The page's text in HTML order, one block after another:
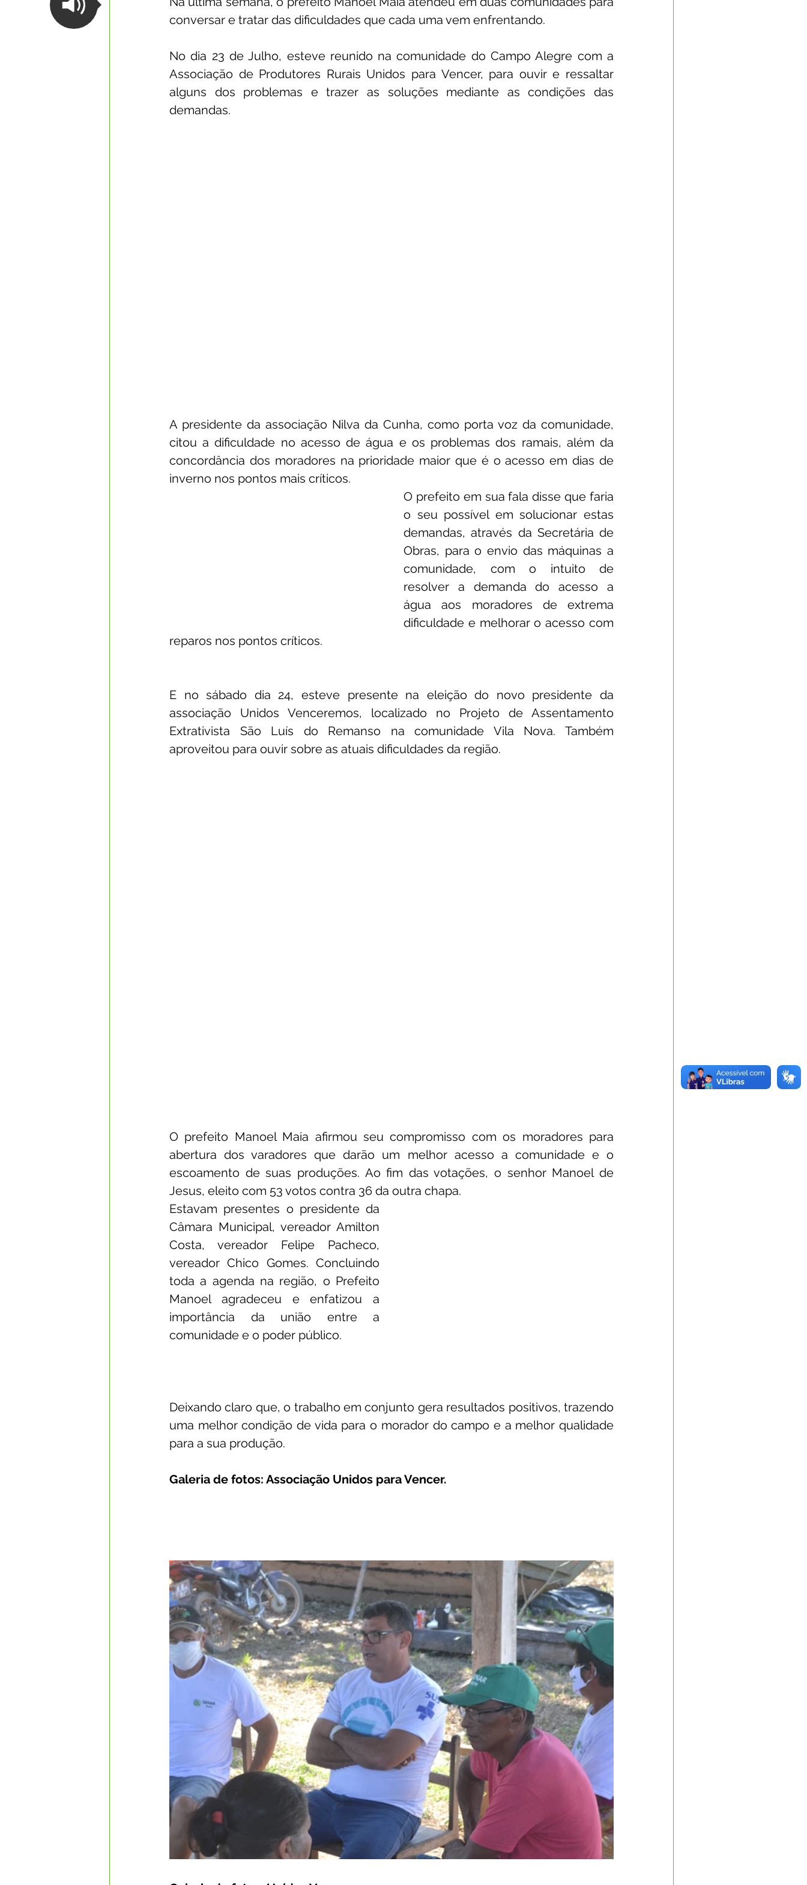
Convênios e Parcerias
Nota de Esclarecimento Licitações Assistência Social Esporte Desenvolvimento Econômico
conversar e tratar das dificuldades que cada uma vem enfrentando.
No dia 23 de Julho, esteve reunido na comunidade do Campo Alegre com a
Associação de Produtores Rurais Unidos para Vencer, para ouvir e ressaltar
alguns dos problemas e trazer as soluções mediante as condições das
demandas.
A presidente da associação Nilva da Cunha, como porta voz da comunidade,
citou a dificuldade no acesso de água e os problemas dos ramais, além da
concordância dos moradores na prioridade maior que é o acesso em dias de
inverno nos pontos mais críticos.
O prefeito em sua fala disse que faria
o seu possível em solucionar estas
demandas, através da Secretária de
Obras, para o envio das máquinas a
comunidade, com o intuito de
resolver a demanda do acesso a
água aos moradores de extrema
dificuldade e melhorar o acesso com
reparos nos pontos críticos.
E no sábado dia 24, esteve presente na eleição do novo presidente da
associação Unidos Venceremos, localizado no Projeto de Assentamento
Extrativista São Luís do Remanso na comunidade Vila Nova. Também
aproveitou para ouvir sobre as atuais dificuldades da região.
O prefeito Manoel Maia afirmou seu compromisso com os moradores para
abertura dos varadores que darão um melhor acesso a comunidade e o
escoamento de suas produções. Ao fim das votações, o senhor Manoel de
Jesus, eleito com 53 votos contra 36 da outra chapa.
Estavam presentes o presidente da
Câmara Municipal, vereador Amilton
Costa, vereador Felipe Pacheco,
vereador Chico Gomes. Concluindo
toda a agenda na região, o Prefeito
Manoel agradeceu e enfatizou a
importância da união entre a
comunidade e o poder público.
Deixando claro que, o trabalho em conjunto gera resultados positivos, trazendo
uma melhor condição de vida para o morador do campo e a melhor qualidade
para a sua produção.
Galeria de fotos: Associação Unidos para Vencer.